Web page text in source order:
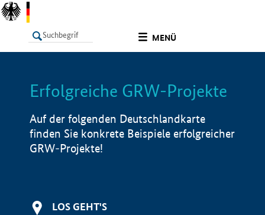
MENÜ
LISTE Info
Erfolgreiche GRW-Projekte
Auf der folgenden Deutschlandkarte
finden Sie konkrete Beispiele erfolgreicher
GRW-Projekte!
LOS GEHT'S